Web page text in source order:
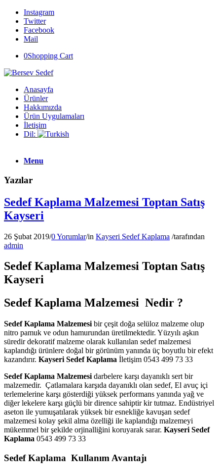
Instagram
Twitter
Facebook
Mail
0Shopping Cart
Anasayfa
Ürünler
Hakkımızda
Ürün Uygulamaları
İletişim
Dil:
Menu
Yazılar
Sedef Kaplama Malzemesi Toptan Satış
Kayseri
26 Şubat 2019/0 Yorumlar/in Kayseri Sedef Kaplama /tarafından
admin
Sedef Kaplama Malzemesi Toptan Satış
Kayseri
Sedef Kaplama Malzemesi Nedir ?
Sedef Kaplama Malzemesi bir çeşit doğa selüloz malzeme olup
nitro pamuk ve odun hamurundan üretilmektedir. Yüzyılı aşkın
süredir dekoratif malzeme olarak kullanılan sedef malzemesi
kaplandığı ürünlere doğal bir görünüm yanında üç boyutlu bir efekt
kazandırır. Kayseri Sedef Kaplama İletişim 0543 499 73 33
Sedef Kaplama Malzemesi darbelere karşı dayanıklı sert bir
malzemedir. Çatlamalara karşıda dayanıklı olan sedef, El avuç içi
terlemelerine karşı gösterdiği yüksek performans yanında yağ ve
diğer lekelere karşı güçlü bir dirence sahiptir kir tutmaz. Endüstriyel
aseton ile yumuşatılarak yüksek bir esnekliğe kavuşan sedef
malzemesi kolay şekil alma özelliği ile kaplandığı malzemeyi
mükemmel bir şekilde orjinalliğini koruyarak sarar. Kayseri Sedef
Kaplama 0543 499 73 33
Sedef Kaplama Kullanım Avantajı